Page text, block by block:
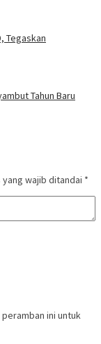
Tegaskan
Tahun Baru
yang wajib ditandai *
ini untuk